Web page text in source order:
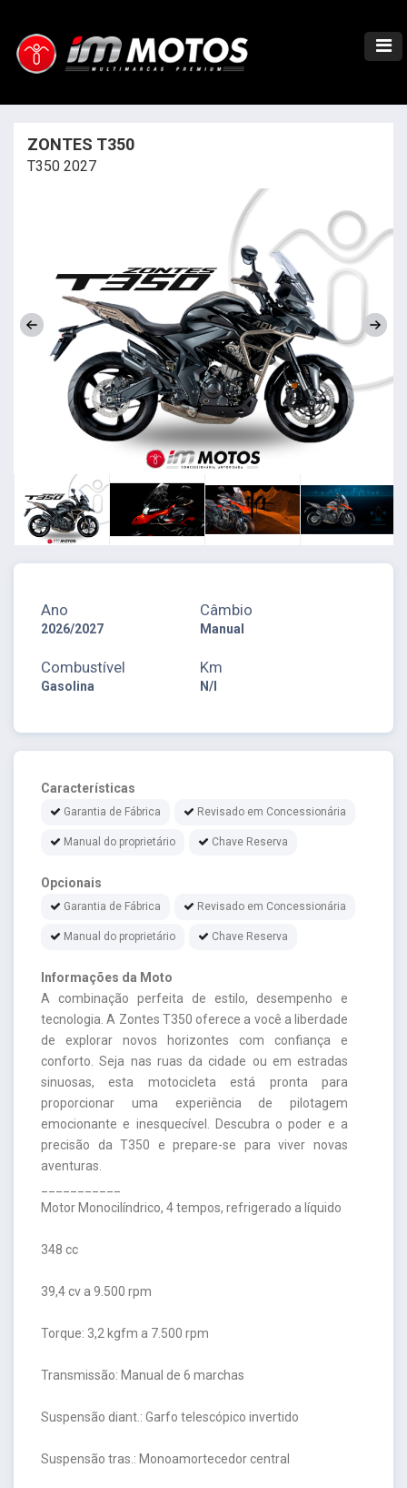
ZONTES T350
T350 2027
Ano
2026/2027
Câmbio
Manual
Combustível
Gasolina
Km
N/I
Características
Garantia de Fábrica Revisado em Concessionária
Manual do proprietário Chave Reserva
Opcionais
Garantia de Fábrica Revisado em Concessionária
Manual do proprietário Chave Reserva
Informações da Moto
A combinação perfeita de estilo, desempenho e
tecnologia. A Zontes T350 oferece a você a liberdade
de explorar novos horizontes com confiança e
conforto. Seja nas ruas da cidade ou em estradas
sinuosas, esta motocicleta está pronta para
proporcionar uma experiência de pilotagem
emocionante e inesquecível. Descubra o poder e a
precisão da T350 e prepare-se para viver novas
aventuras.
Motor Monocilíndrico, 4 tempos, refrigerado a líquido
348 cc
39,4 cv a 9.500 rpm
Torque: 3,2 kgfm a 7.500 rpm
Transmissão: Manual de 6 marchas
Suspensão diant.: Garfo telescópico invertido
Suspensão tras.: Monoamortecedor central